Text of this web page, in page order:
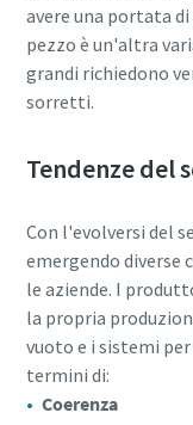
avere una portata di
pezzo è un'altra
grandi richiedono
sorretti.
Tendenze del
Con l'evolversi del
emergendo
le aziende. I
la propria
vuoto e i sistemi
termini di:
Coerenza